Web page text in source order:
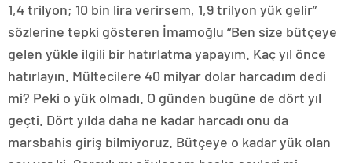
1,4 trilyon; 10 bin lira verirsem, 1,9 trilyon yük gelir”
sözlerine tepki gösteren İmamoğlu “Ben size bütçeye
gelen yükle ilgili bir hatırlatma yapayım. Kaç yıl önce
hatırlayın. Mültecilere 40 milyar dolar harcadım dedi
mi? Peki o yük olmadı. O günden bugüne de dört yıl
geçti. Dört yılda daha ne kadar harcadı onu da
marsbahis giriş bilmiyoruz. Bütçeye o kadar yük olan